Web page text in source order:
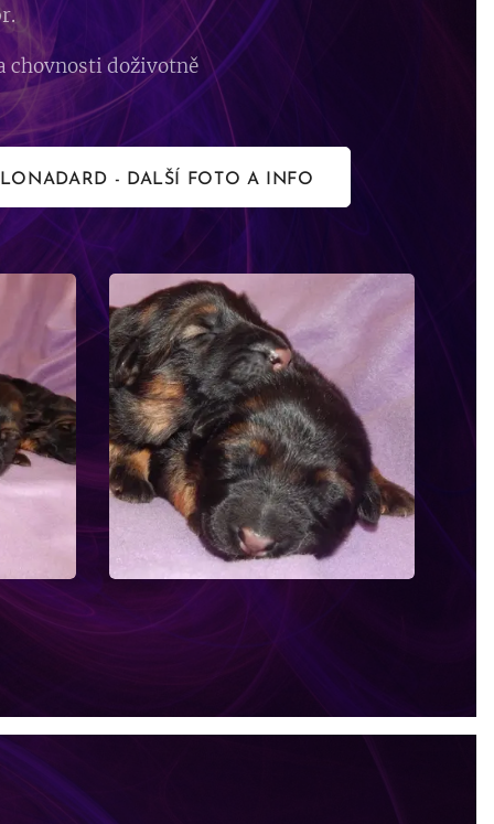
chovnosti doživotně
- DALŠÍ FOTO A INFO